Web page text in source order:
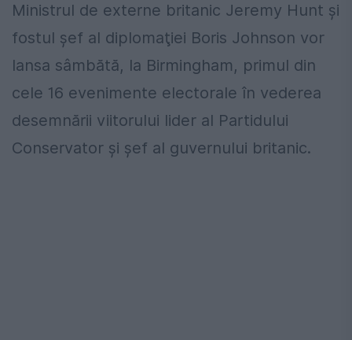
Ministrul de externe britanic Jeremy Hunt şi
fostul şef al diplomaţiei Boris Johnson vor
lansa sâmbătă, la Birmingham, primul din
cele 16 evenimente electorale în vederea
desemnării viitorului lider al Partidului
Conservator şi şef al guvernului britanic.